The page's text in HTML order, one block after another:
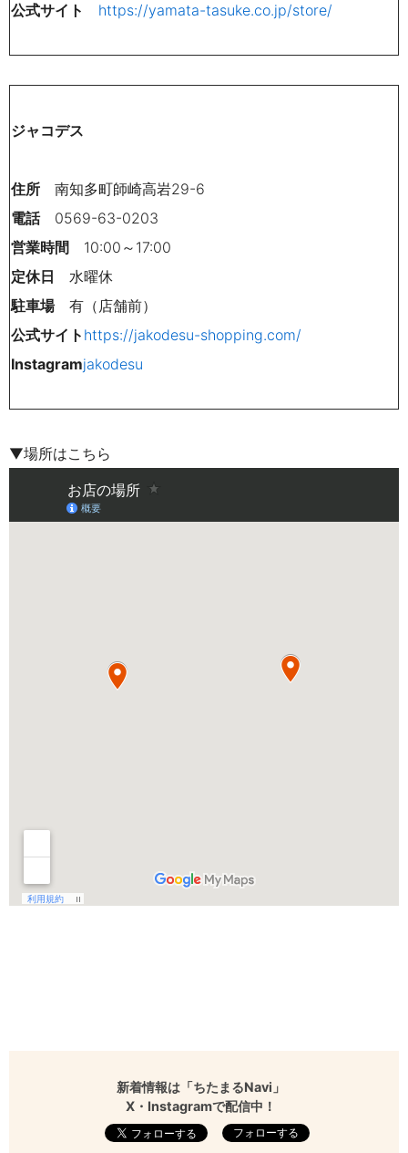
公式サイト
https://yamata-tasuke.co.jp/store/
ジャコデス
住所 南知多町師崎高岩29-6
電話 0569-63-0203
営業時間 10:00～17:00
定休日 水曜休
駐車場有（店舗前）
公式サイト https://jakodesu-shopping.com/
Instagramjakodesu
▼場所はこちら
新着情報は「ちたまるNavi」
X・Instagramで配信中！
フォローする